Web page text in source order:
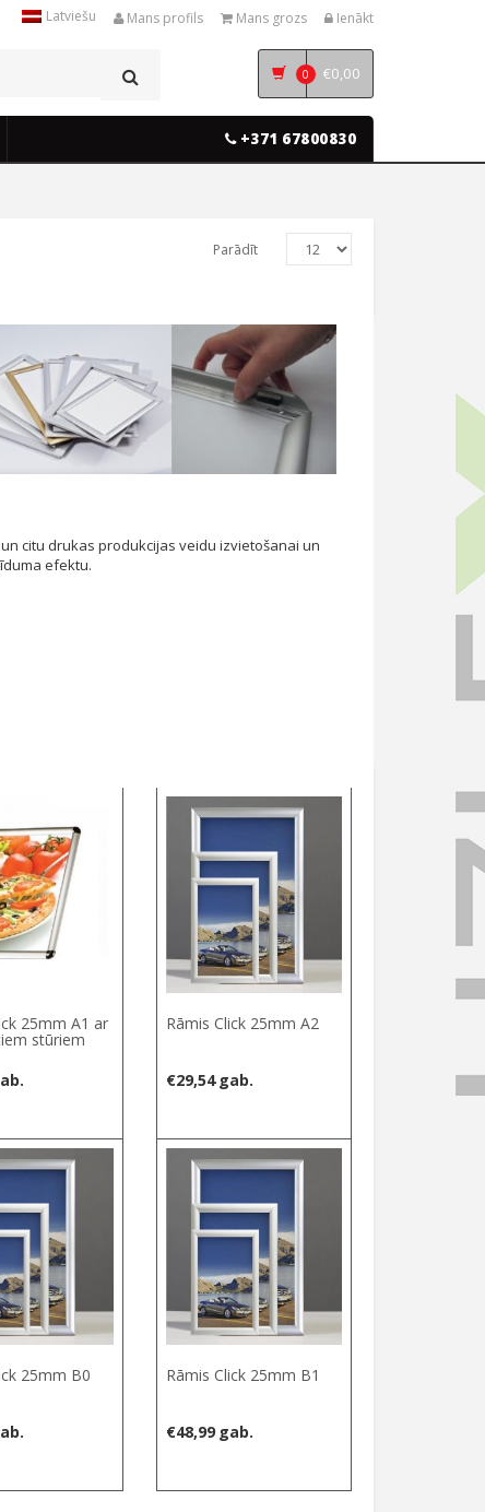
Latviešu Mans profils Mans grozs Ienākt
0 €0,00
+371 67800830
Parādīt
citu drukas produkcijas veidu izvietošanai un
efektu.
25mm A1 ar
stūriem
Rāmis Click 25mm A2
€29,54 gab.
25mm B0 Rāmis Click 25mm B1
€48,99 gab.